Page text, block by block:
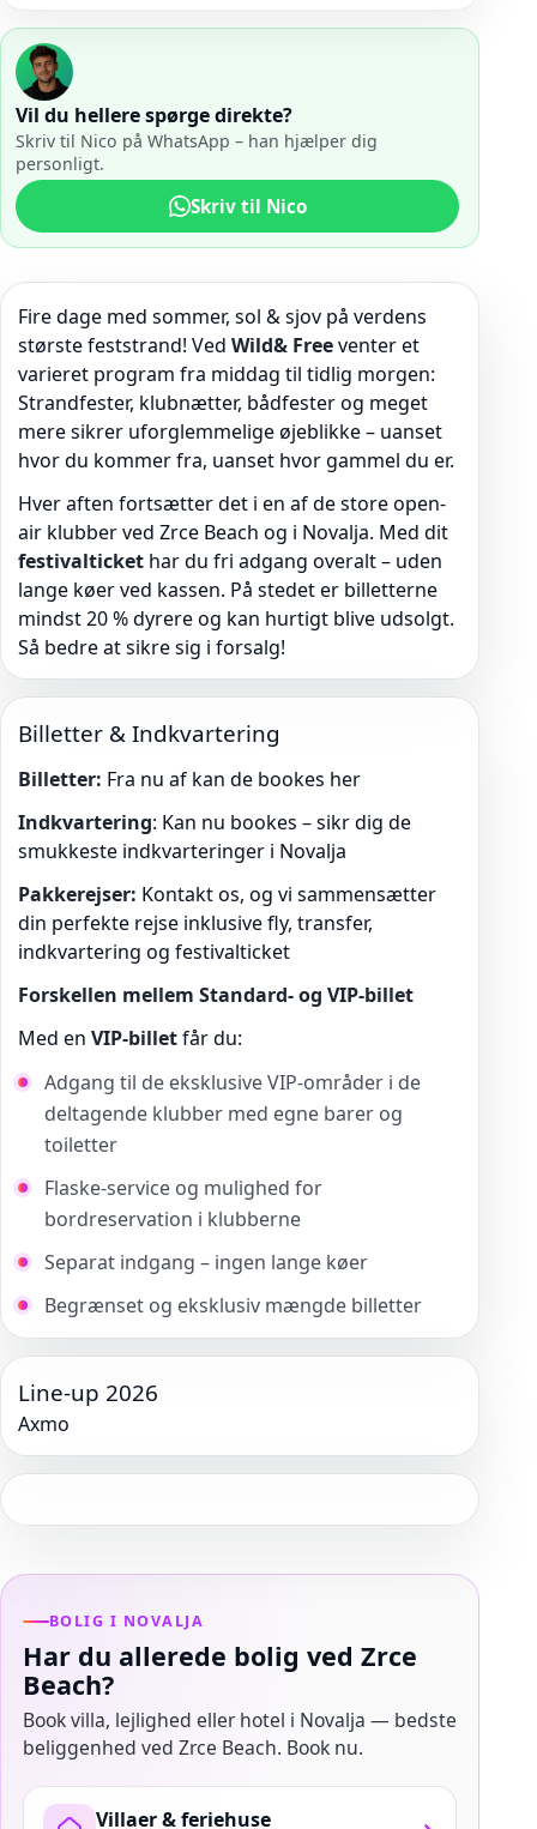
Vil du hellere spørge direkte?
Skriv til Nico på WhatsApp – han hjælper dig
personligt.
Skriv til Nico
Fire dage med sommer, sol & sjov på verdens
største feststrand! Ved Wild& Freeventer et
varieret program fra middag til tidlig morgen:
Strandfester, klubnætter, bådfester og meget
mere sikrer uforglemmelige øjeblikke – uanset
hvor du kommer fra, uanset hvor gammel du er.
Hver aften fortsætter det i en af de store open-
air klubber ved Zrce Beach og i Novalja. Med dit
festivalticket har du fri adgang overalt – uden
lange køer ved kassen. På stedet er billetterne
mindst 20 % dyrere og kan hurtigt blive udsolgt.
Så bedre at sikre sig i forsalg!
Billetter & Indkvartering
Billetter: Fra nu af kan de bookes her
Indkvartering: Kan nu bookes – sikr dig de
smukkeste indkvarteringer i Novalja
Pakkerejser: Kontakt os, og vi sammensætter
din perfekte rejse inklusive fly, transfer,
indkvartering og festivalticket
Forskellen mellem Standard- og VIP-billet
Med en VIP-billetfår du:
Adgang til de eksklusive VIP-områder i de
deltagende klubber med egne barer og
toiletter
Flaske-service og mulighed for
bordreservation i klubberne
Separat indgang – ingen lange køer
Begrænset og eksklusiv mængde billetter
Line-up 2026
Axmo
BOLIG I NOVALJA
Har du allerede bolig ved Zrce
Beach?
Book villa, lejlighed eller hotel i Novalja — bedste
beliggenhed ved Zrce Beach. Book nu.
Villaer & feriehuse